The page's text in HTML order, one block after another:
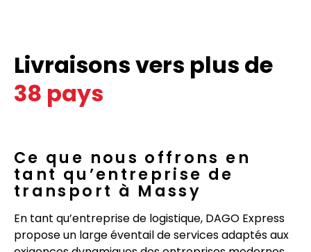
Livraisons vers plus de
38 pays
Ce que nous offrons en
tant qu’entreprise de
transport à Massy
En tant qu’entreprise de logistique, DAGO Express
propose un large éventail de services adaptés aux